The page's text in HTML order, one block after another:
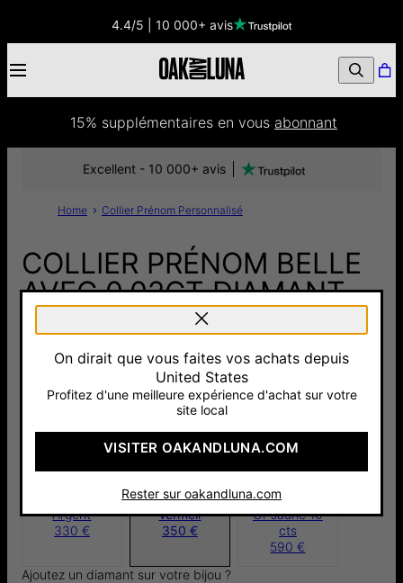
4.4/5 | 10 000+ avis
15% supplémentaires en vous abonnant
Home Collier Prénom Personnalisé
COLLIER PRÉNOM BELLE
AVEC 0,02CT DIAMANT -
FORME DE CŒUR -
VERMEIL
350 €
Excellent - 10 000+ avis
Argent
330 €
Vermeil
350 €
Or Jaune 10
cts
590 €
Ajoutez un diamant sur votre bijou ?
On dirait que vous faites vos achats depuis
United States
Profitez d'une meilleure expérience d'achat sur votre
site local
VISITER OAKANDLUNA.COM
Rester sur oakandluna.com